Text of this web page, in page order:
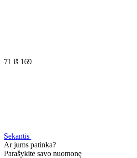
71 iš 169
Sekantis
Ar jums patinka?
Parašykite savo nuomonę